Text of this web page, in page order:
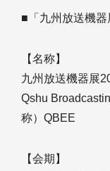
■「九州放送機
【名称】
九州放送機器展
Qshu
称）QBEE
【会期】